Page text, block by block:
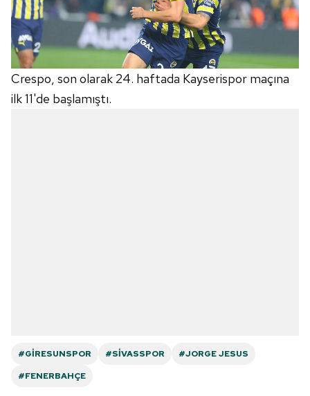
Crespo, son olarak 24. haftada Kayserispor maçına
ilk 11'de başlamıştı.
#GIRESUNSPOR #SIVASSPOR
#JORGE JESUS
#FENERBAHÇE